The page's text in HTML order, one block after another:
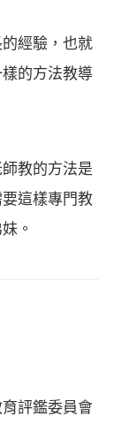
經驗，也就
的方法教導
教的方法是
這樣專門教
。
評鑑委員會